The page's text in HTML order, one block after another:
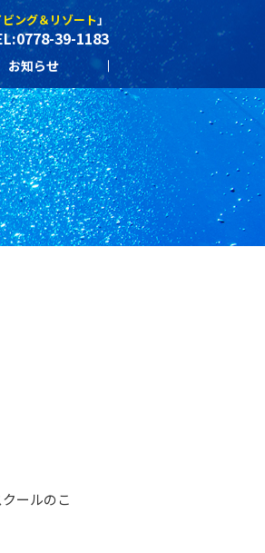
ング＆リゾート」
39-1183
お知らせ
ールのこ